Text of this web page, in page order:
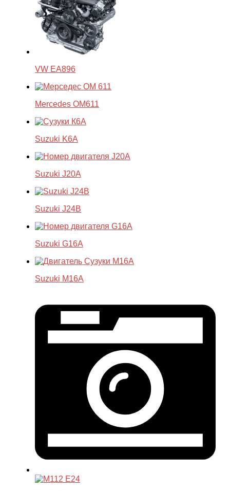
VW EA896
Mercedes OM611
Suzuki K6A
Suzuki J20A
Suzuki J24B
Suzuki G16A
Suzuki M16A